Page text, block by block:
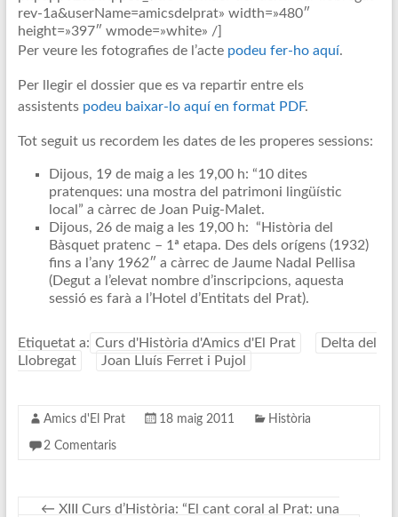
rev-1a&userName=amicsdelprat» width=»480″
height=»397″ wmode=»white» /]
Per veure les fotografies de l’acte podeu fer-ho aquí.
Per llegir el dossier que es va repartir entre els
assistents podeu baixar-lo aquí en format PDF.
Tot seguit us recordem les dates de les properes sessions:
Dijous, 19 de maig a les 19,00 h: “10 dites
pratenques: una mostra del patrimoni lingüístic
local” a càrrec de Joan Puig-Malet.
Dijous, 26 de maig a les 19,00 h: “Història del
Bàsquet pratenc – 1ª etapa. Des dels orígens (1932)
fins a l’any 1962″ a càrrec de Jaume Nadal Pellisa
(Degut a l’elevat nombre d’inscripcions, aquesta
sessió es farà a l’Hotel d’Entitats del Prat).
Etiquetat a: Curs d'Història d'Amics d'El Prat
Delta del
Llobregat
Joan Lluís Ferret i Pujol
Amics d'El Prat 18 maig 2011 Història
2 Comentaris
← XIII Curs d’Història: “El cant coral al Prat: una